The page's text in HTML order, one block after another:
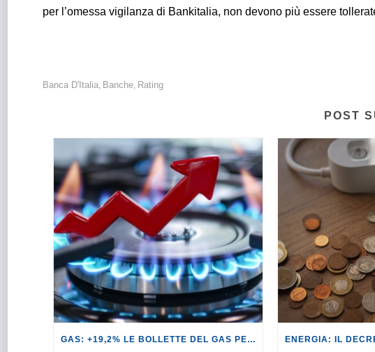
per l’omessa vigilanza di Bankitalia, non devono più essere
Banca D'Italia, Banche, Rating
POST
GAS: +19,2% LE BOLLETTE DEL GAS PER I CLIENTI IN SERVIZIO DI VULNERABILITÀ.